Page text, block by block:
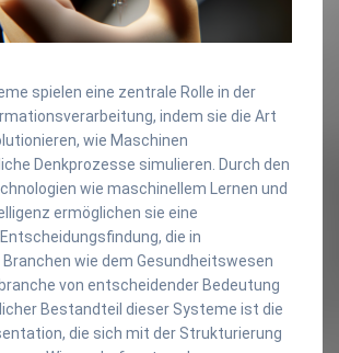
spielen eine zentrale Rolle in der
indem sie die Art
wie Maschinen
Denkprozesse simulieren. Durch den
wie maschinellem Lernen und
ermöglichen sie eine
die in
wie dem Gesundheitswesen
von entscheidender Bedeutung
Bestandteil dieser Systeme ist die
die sich mit der Strukturierung